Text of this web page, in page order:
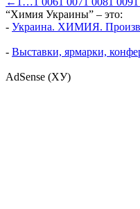
“Химия Украины” – это:
- Украина. ХИМИЯ.
- Выставки, ярмарки,
AdSense (ХУ)